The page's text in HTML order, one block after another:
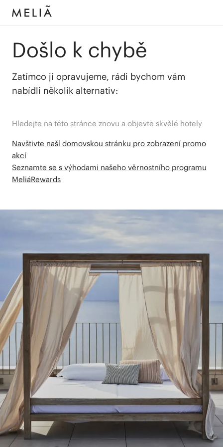
Došlo k chybě
Zatímco ji opravujeme, rádi bychom vám
nabídli několik alternativ:
Hledejte na této stránce znovu a objevte skvělé hotely
Navštivte naší domovskou stránku pro zobrazení promo
akcí
Seznamte se s výhodami našeho věrnostního programu
MeliáRewards